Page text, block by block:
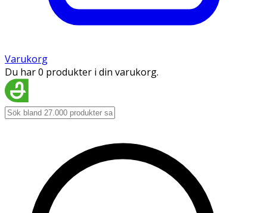
Varukorg
Du har 0 produkter i din varukorg.